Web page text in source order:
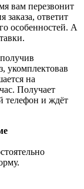
вам перезвонит
заказа, ответит
особенностей. А
укомплектовав
на
Получает
телефон и ждёт